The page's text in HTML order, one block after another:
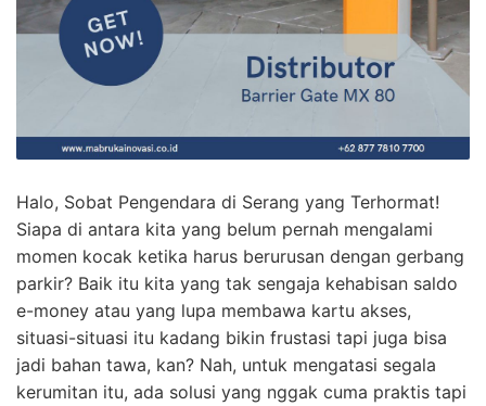
Halo, Sobat Pengendara di Serang yang Terhormat!
Siapa di antara kita yang belum pernah mengalami
momen kocak ketika harus berurusan dengan gerbang
parkir? Baik itu kita yang tak sengaja kehabisan saldo
e-money atau yang lupa membawa kartu akses,
situasi-situasi itu kadang bikin frustasi tapi juga bisa
jadi bahan tawa, kan? Nah, untuk mengatasi segala
kerumitan itu, ada solusi yang nggak cuma praktis tapi